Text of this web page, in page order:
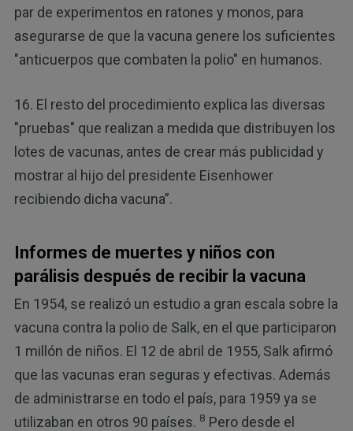
par de experimentos en ratones y monos, para
asegurarse de que la vacuna genere los suficientes
"anticuerpos que combaten la polio" en humanos.
16. El resto del procedimiento explica las diversas
"pruebas" que realizan a medida que distribuyen los
lotes de vacunas, antes de crear más publicidad y
mostrar al hijo del presidente Eisenhower
recibiendo dicha vacuna”.
Informes de muertes y niños con
parálisis después de recibir la vacuna
En 1954, se realizó un estudio a gran escala sobre la
vacuna contra la polio de Salk, en el que participaron
1 millón de niños. El 12 de abril de 1955, Salk afirmó
que las vacunas eran seguras y efectivas. Además
de administrarse en todo el país, para 1959 ya se
utilizaban en otros 90 países. 8 Pero desde el